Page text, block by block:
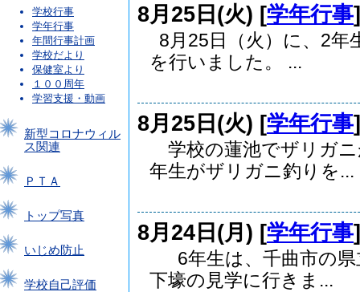
学校行事
学年行事
年間行事計画
学校だより
保健室より
１００周年
学習支援・動画
新型コロナウィル
ス関連
ＰＴＡ
トップ写真
いじめ防止
学校自己評価
8月25日(火) [学年行事
8月25日（火）に、2年
を行いました。 ...
8月25日(火) [学年行事
学校の蓮池でザリガニ
年生がザリガニ釣りを...
8月24日(月) [学年行事
6年生は、千曲市の県
下壕の見学に行きま...